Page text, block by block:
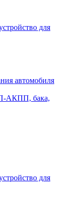
для
автомобиля
АКПП, бака,
для